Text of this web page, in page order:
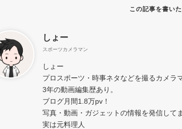
しょー
スポーツカメラマン
しょー
プロスポーツ・時事ネタなどを撮るカメラマ
3年の動画編集歴あり。
ブログ月間1.8万pv！
写真・動画・ガジェットの情報を発信して
実は元料理人